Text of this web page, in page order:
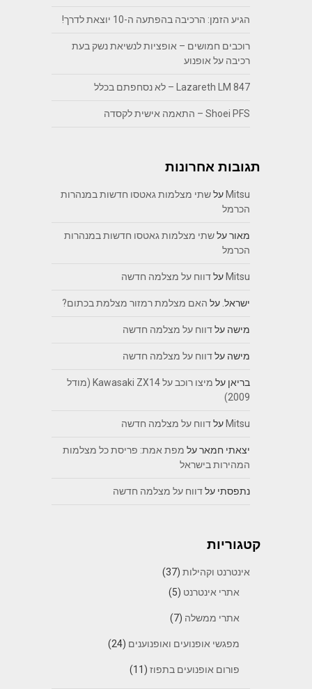
הגיע הזמן: הרכיבה בהפתעה ה-10 יוצאת לדרך!
רוכבים חמושים – אופציות לנשיאת נשק בעת
רכיבה על אופנוע
Lazareth LM 847 – לא נסחפתם בכלל
Shoei PFS – התאמה אישית לקסדה
תגובות אחרונות
Mitsu עלשתי מצלמות גאטסו חדשות במנהרות
הכרמל
מאורעלשתי מצלמות גאטסו חדשות במנהרות
הכרמל
Mitsu עלדווח על מצלמה חדשה
ישראל. על האם מצלמת רמזור מצלמת בכתום?
מישה עלדווח על מצלמה חדשה
מישה עלדווח על מצלמה חדשה
בריאן על
מיצו רוכב על Kawasaki ZX14 (מודל
2009)
Mitsu עלדווח על מצלמה חדשה
יצאתי חמארעל מפת אמת: פריסת כל מצלמות
המהירות בישראל
נתפסתי עלדווח על מצלמה חדשה
קטגוריות
אינטרנט וקהילות(37)
אתרי אינטרנט (5)
אתרי ממשלה (7)
מפגשי אופנועים ואופנוענים (24)
פורום אופנועים בתפוז(11)